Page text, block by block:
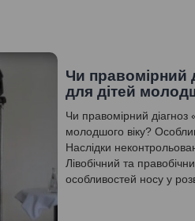
Чи правомірний
для дітей
Чи правомірний діагноз
молодшого віку?‎
Наслідки
Лівобічний та
особливостей носу у